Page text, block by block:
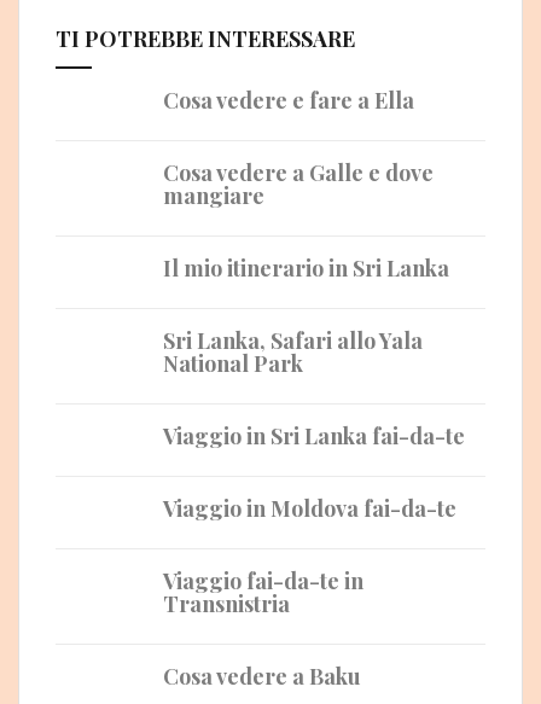
TI POTREBBE INTERESSARE
Cosa vedere e fare a Ella
Cosa vedere a Galle e dove
mangiare
Il mio itinerario in Sri Lanka
Sri Lanka, Safari allo Yala
National Park
Viaggio in Sri Lanka fai-da-te
Viaggio in Moldova fai-da-te
Viaggio fai-da-te in
Transnistria
Cosa vedere a Baku